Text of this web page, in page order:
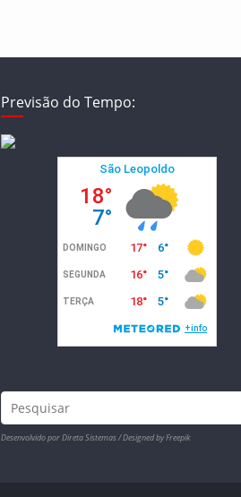
Previsão do Tempo:
Desenvolvido por Direta Sistemas /Designed by Freepik